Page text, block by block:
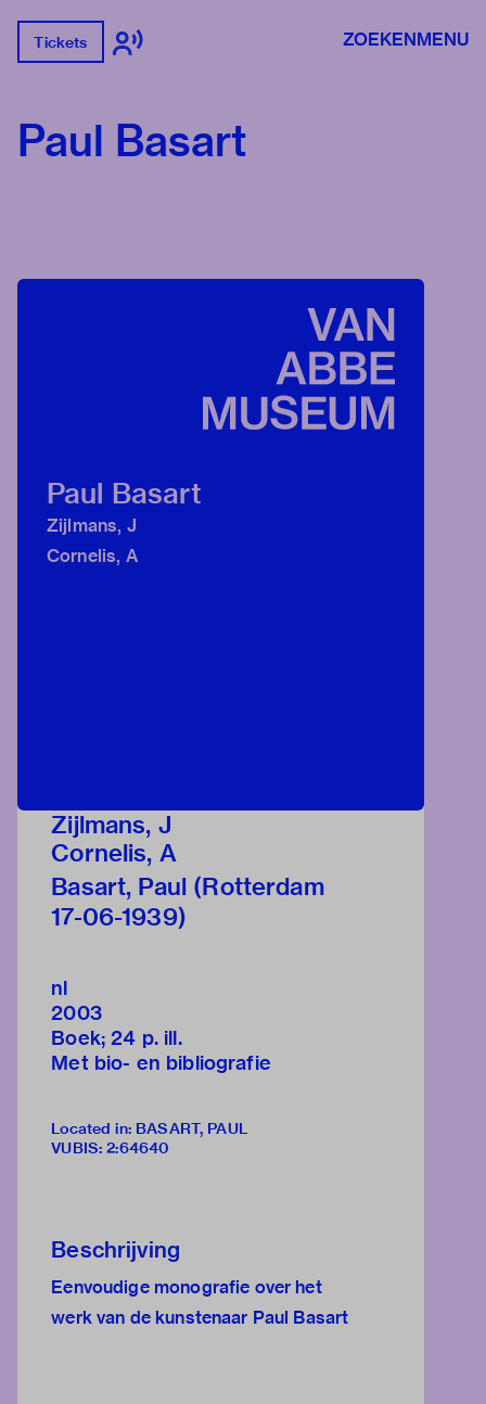
Tickets ZOEKENMENU
Paul Basart
Paul Basart
Zijlmans, J
Cornelis, A
Zijlmans, J
Cornelis, A
Basart, Paul (Rotterdam
17-06-1939)
nl
2003
Boek; 24 p. ill.
Met bio- en bibliografie
Located in: BASART, PAUL
VUBIS: 2:64640
Beschrijving
Eenvoudige monografie over het
werk van de kunstenaar Paul Basart